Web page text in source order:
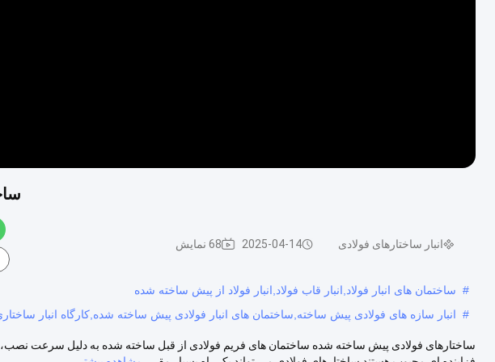
انبار ساختارهای فولادی 2025-04-14 68 نمایش
# ساختمان های انبار فولاد,انبار قاب فولاد,انبار فولاد از پیش ساخته شده
# انبار سازه های فولادی پیش ساخته,ساختمان های انبار فولادی پیش ساخته شده,کارگاه انبار
ساختارهای فولادی پیش ساخته شده ساختمان های فریم فولادی از قبل ساخته شده به دلیل سرعت نصب،